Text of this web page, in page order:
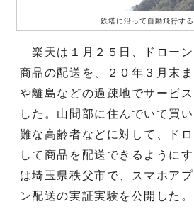
鉄塔に沿って自動飛行す
楽天は１月２５日、ドロー
商品の配送を、２０年３月末
や離島などの過疎地でサービ
した。山間部に住んでいて買
難な高齢者などに対して、ド
して商品を配送できるように
は埼玉県秩父市で、スマホア
ン配送の実証実験を公開した